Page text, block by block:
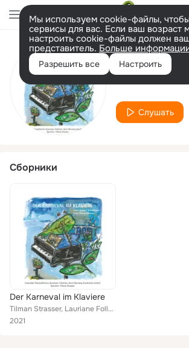
Мы используем cookie-файлы,
сервисы для вас. Если ваш возраст
настроить cookie-файлы должен
представитель. Больше
Разрешить все Настроить
Исполнитель
Tilman
Слушать
Сборники
Der Karneval im Klaviere
Tilman Strasser, Lauriane Follonier, Henri Bonamy, Konstantin Esterl
2021